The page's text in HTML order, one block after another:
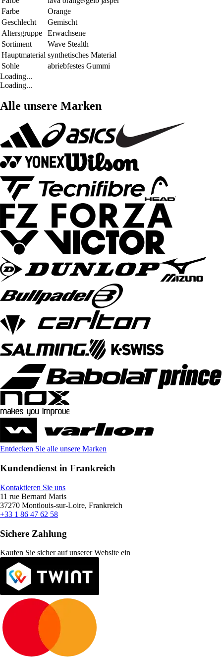
Farbe
Orange
Geschlecht
Gemischt
Altersgruppe
Erwachsene
Sortiment
Wave Stealth
Hauptmaterial synthetisches Material
Sohle
abriebfestes Gummi
Loading...
Loading...
Alle unsere Marken
Entdecken Sie alle unsere Marken
Kundendienst in Frankreich
Kontaktieren Sie uns
11 rue Bernard Maris
37270 Montlouis-sur-Loire, Frankreich
+33 1 86 47 62 58
Sichere Zahlung
Kaufen Sie sicher auf unserer Website ein